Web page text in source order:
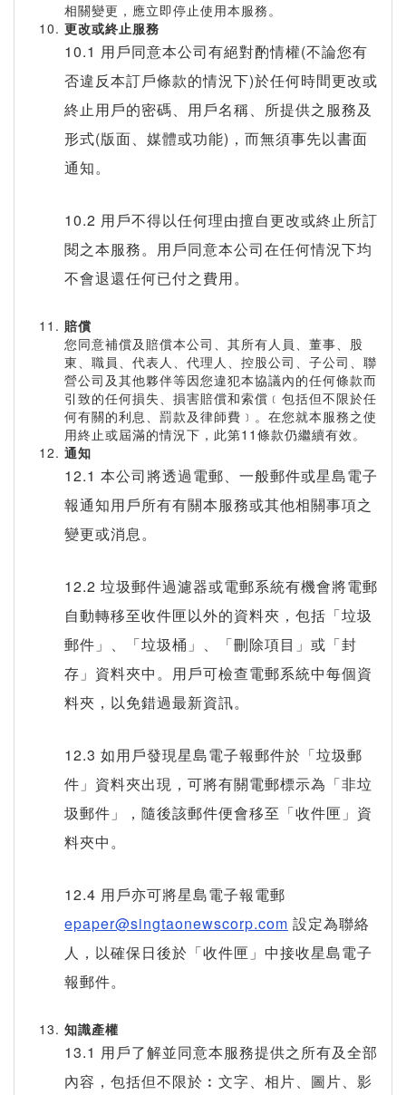
相關變更，應立即停止使用本服務。
更改或終止服務
10.1 用戶同意本公司有絕對酌情權(不論您有
否違反本訂戶條款的情況下)於任何時間更改或
終止用戶的密碼、用戶名稱、所提供之服務及
形式(版面、媒體或功能)，而無須事先以書面
通知。
10.2 用戶不得以任何理由擅自更改或終止所訂
閱之本服務。用戶同意本公司在任何情況下均
不會退還任何已付之費用。
賠償
您同意補償及賠償本公司、其所有人員、董事、股
東、職員、代表人、代理人、控股公司、子公司、聯
營公司及其他夥伴等因您違犯本協議內的任何條款而
引致的任何損失、損害賠償和索償﹝包括但不限於任
何有關的利息、罰款及律師費﹞。在您就本服務之使
用終止或屆滿的情況下，此第11條款仍繼續有效。
通知
12.1 本公司將透過電郵、一般郵件或星島電子
報通知用戶所有有關本服務或其他相關事項之
變更或消息。
12.2 垃圾郵件過濾器或電郵系統有機會將電郵
自動轉移至收件匣以外的資料夾，包括「垃圾
郵件」、「垃圾桶」、「刪除項目」或「封
存」資料夾中。用戶可檢查電郵系統中每個資
料夾，以免錯過最新資訊。
12.3 如用戶發現星島電子報郵件於「垃圾郵
件」資料夾出現，可將有關電郵標示為「非垃
圾郵件」，隨後該郵件便會移至「收件匣」資
料夾中。
12.4 用戶亦可將星島電子報電郵
epaper@singtaonewscorp.com 設定為聯絡
人，以確保日後於「收件匣」中接收星島電子
報郵件。
知識產權
13.1 用戶了解並同意本服務提供之所有及全部
內容，包括但不限於︰文字、相片、圖片、影